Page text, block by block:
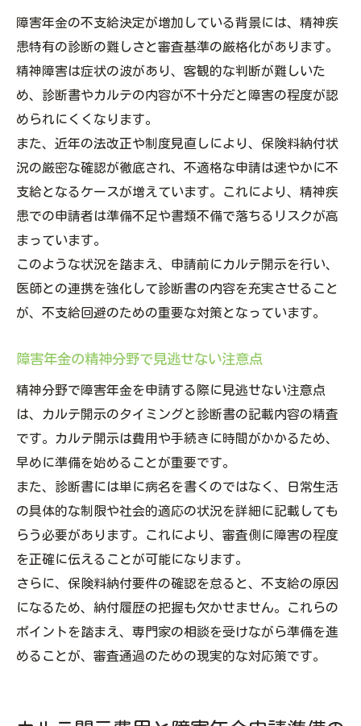
障害年金の不支給決定が増加している背景には、精神疾
患特有の診断の難しさと審査基準の厳格化があります。
精神障害は症状の波があり、客観的な判断が難しいた
め、診断書やカルテの内容が不十分だと障害の程度が認
められにくくなります。
また、近年の法改正や制度見直しにより、保険料納付状
況の厳密な確認が徹底され、不適格な申請は速やかに不
支給となるケースが増えています。これにより、精神疾
患での申請者は準備不足や書類不備で落ちるリスクが高
まっています。
このような状況を踏まえ、申請前にカルテ開示を行い、
医師との連携を強化して診断書の内容を充実させること
が、不支給回避のための重要な対策となっています。
障害年金の精神分野で見逃せない注意点
精神分野で障害年金を申請する際に見逃せない注意点
は、カルテ開示のタイミングと診断書の記載内容の精査
です。カルテ開示は費用や手続きに時間がかかるため、
早めに準備を始めることが重要です。
また、診断書には単に病名を書くのではなく、日常生活
の具体的な制限や社会的適応の状況を詳細に記載しても
らう必要があります。これにより、審査側に障害の程度
を正確に伝えることが可能になります。
さらに、保険料納付要件の確認を怠ると、不支給の原因
になるため、納付履歴の把握も欠かせません。これらの
ポイントを踏まえ、専門家の相談を受けながら準備を進
めることが、審査通過のための現実的な対応策です。